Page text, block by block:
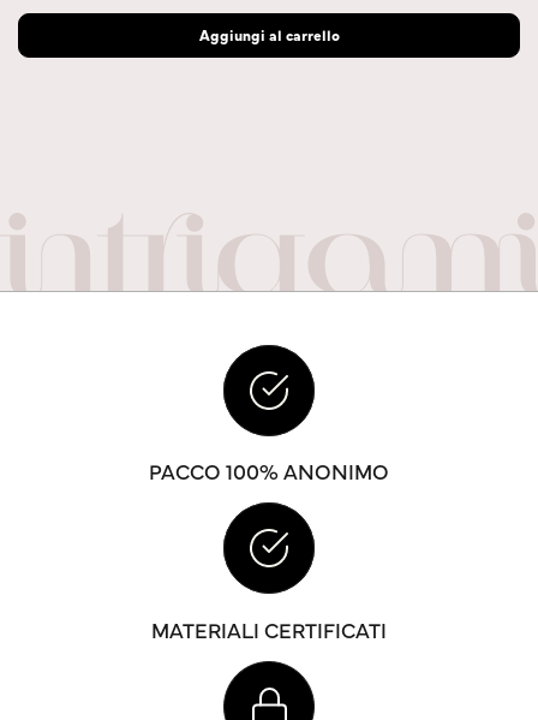
Aggiungi al carrello
PACCO 100% ANONIMO
MATERIALI CERTIFICATI